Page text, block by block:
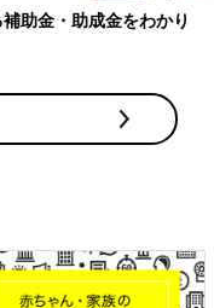
助金・助成金をわかり